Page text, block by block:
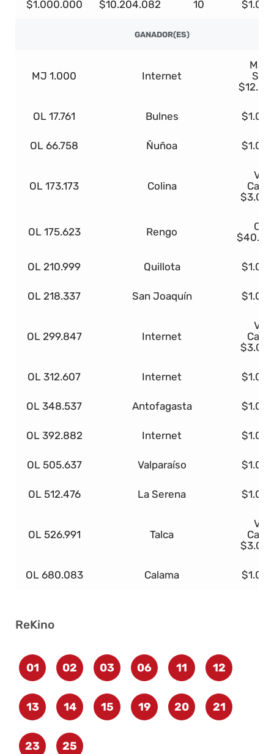
$1.000.000 $10.204.082 10
GANADOR(ES)
MJ 1.000 Internet
OL 17.761 Bulnes
OL 66.758 Ñuñoa
OL 173.173 Colina
OL 175.623 Rengo
OL 210.999 Quillota
OL 218.337 San Joaquín
OL 299.847 Internet
OL 312.607 Internet
OL 348.537 Antofagasta
OL 392.882 Internet
OL 505.637 Valparaíso
OL 512.476 La Serena
OL 526.991 Talca
OL 680.083 Calama
ReKino
01 02 03 06 11 12
13 14 15 19 20 21
23 25